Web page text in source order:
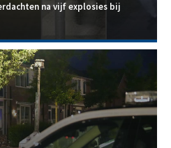
na vijf explosies bij